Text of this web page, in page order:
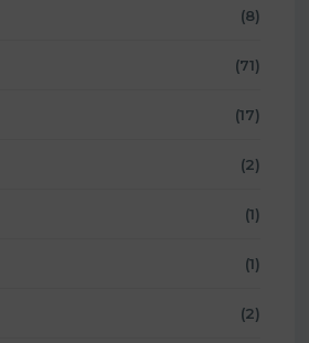
(8)
(71)
(17)
(2)
(1)
(1)
(2)